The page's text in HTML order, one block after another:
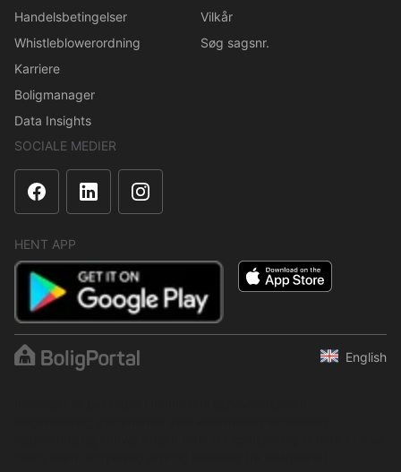
Handelsbetingelser
Whistleblowerordning
Karriere
Boligmanager
Data Insights
Vilkår
Søg sagsnr.
SOCIALE MEDIER
HENT APP
English